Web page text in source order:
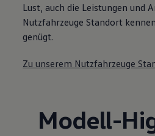
Lust, auch die Leistungen und
Nutzfahrzeuge Standort
genügt.
Zu unserem Nutzfahrzeuge
Modell-